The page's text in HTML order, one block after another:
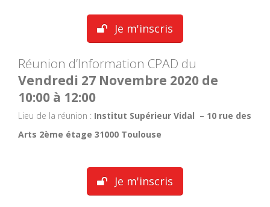
Je m'inscris
Réunion d’Information CPAD du
Vendredi 27 Novembre 2020 de
10:00 à 12:00
Lieu de la réunion : Institut Supérieur Vidal – 10 rue des
Arts 2ème étage 31000 Toulouse
Je m'inscris